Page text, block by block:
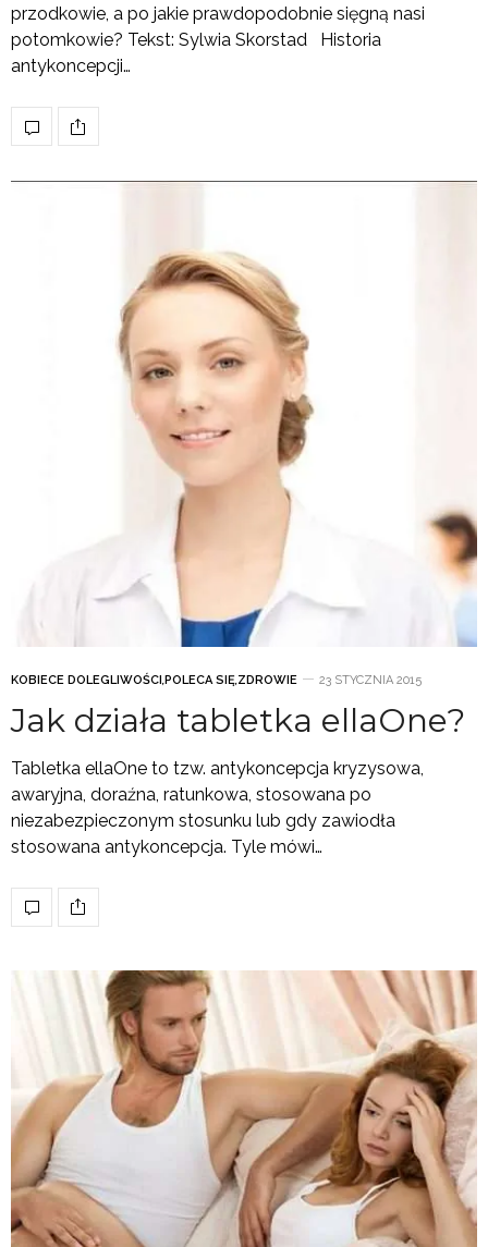
przodkowie, a po jakie prawdopodobnie sięgną nasi
potomkowie? Tekst: Sylwia Skorstad Historia
antykoncepcji…
KOBIECE DOLEGLIWOŚCI,POLECA SIĘ,ZDROWIE 23 STYCZNIA 2015
Jak działa tabletka ellaOne?
Tabletka ellaOne to tzw. antykoncepcja kryzysowa,
awaryjna, doraźna, ratunkowa, stosowana po
niezabezpieczonym stosunku lub gdy zawiodła
stosowana antykoncepcja. Tyle mówi…